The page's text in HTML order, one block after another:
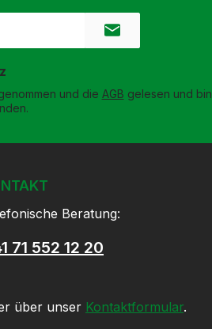
und die AGB gelesen und bin
Beratung:
71 552 12 20
über unser Kontaktformular.